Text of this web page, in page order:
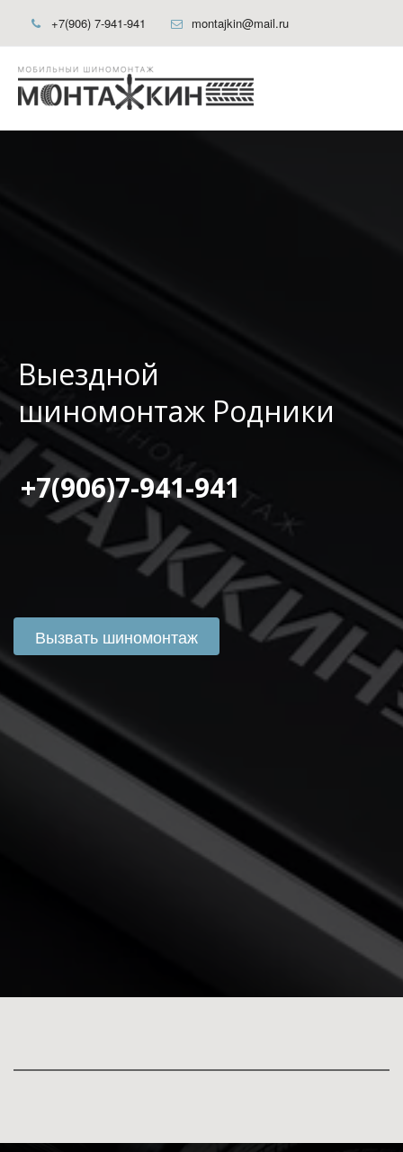
+7(906) 7-941-941 montajkin@mail.ru
Выездной
шиномонтаж Родники
+7(906)7-941-941
Вызвать шиномонтаж